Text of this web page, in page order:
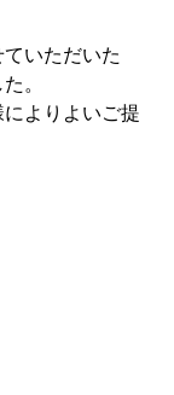
いただいた
。
よりよいご提